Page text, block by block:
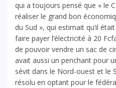
qui a toujours pensé que « le
réaliser le grand bon
du Sud », qui estimait qu’il
faire payer l’électricité à 20
de pouvoir vendre un sac de
avait aussi un penchant pour
sévit dans le Nord-ouest et le
résolu en optant pour le